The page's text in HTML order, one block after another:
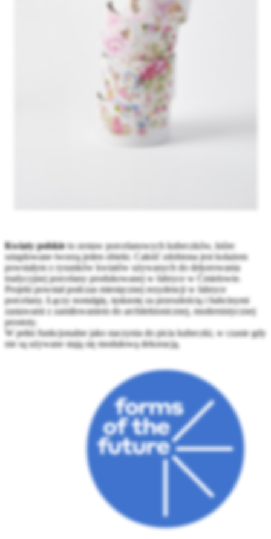
Kwiaty polskieto zestaw porcelanowych kubeczków, które
sztaplowane tworzą jeden obiekt. Całość zdobiona jest kolażem
powstałym z rysunków kwiatów używanych do dekorowania
tradycyjnej porcelany produkowanej w fabryce w Ćmielowie.
Projekt powstał podczas miesięcznej rezydencji w fabryce
porcelany. Łączy nostalgię, tęsknotę za przeszłością i babcinymi
zastawami z zamiłowaniem do architektonicznej, modernistycznej
prostoty.
W pełni funkcjonalne jako naczynia do picia kubeczki, w czasie gdy
nie są używane stają się modułową dekoracją.